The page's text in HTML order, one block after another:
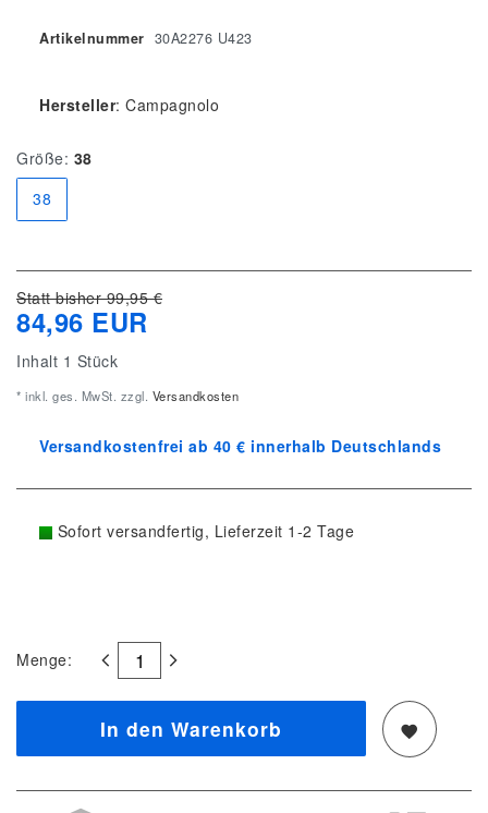
Artikelnummer 30A2276 U423
Hersteller: Campagnolo
Größe: 38
38
Statt bisher 99,95 €
84,96 EUR
Inhalt 1 Stück
* inkl. ges. MwSt. zzgl. Versandkosten
Versandkostenfrei ab 40 € innerhalb Deutschlands
Sofort versandfertig, Lieferzeit 1-2 Tage
Menge:
In den Warenkorb